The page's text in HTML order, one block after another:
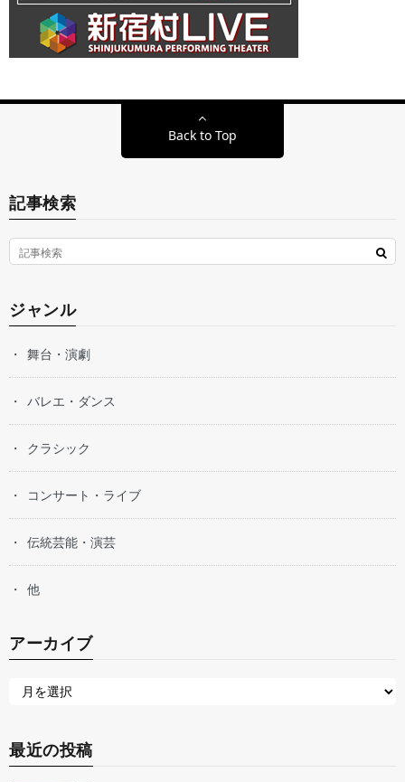
Back to Top
記事検索
ジャンル
舞台・演劇
バレエ・ダンス
クラシック
コンサート・ライブ
伝統芸能・演芸
他
アーカイブ
最近の投稿